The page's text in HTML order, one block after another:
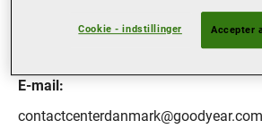
E-mail:
contactcenterdanmark@goodyear.com
Cookie - indstillinger Accepter